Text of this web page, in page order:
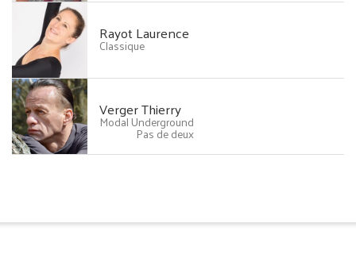
Rayot Laurence
Classique
Verger Thierry
Modal Underground
Pas de deux